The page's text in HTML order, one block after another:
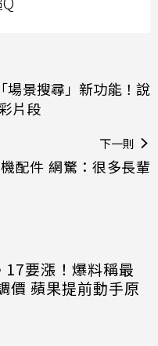
場景搜尋」新功能！說
片段
下一則
配件 網驚：很多長輩
要漲！爆料稱最
價 蘋果提前動手原